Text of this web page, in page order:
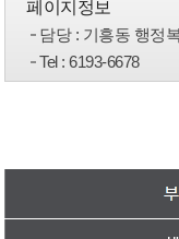
페이지정보
담당: 기흥동 행정
Tel: 6193-6678